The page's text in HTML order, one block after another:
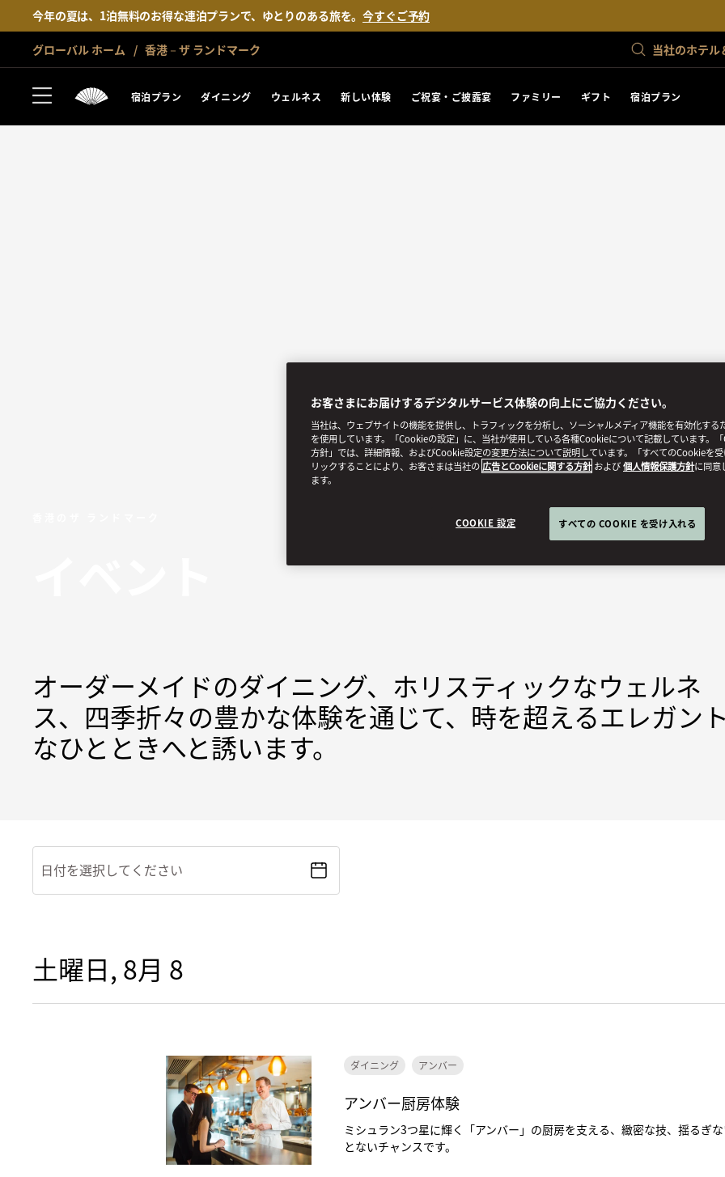
今年の夏は、1泊無料のお得な連泊プランで、ゆとりのある旅を。今すぐご予約
グローバル ホーム 香港－ザ ランドマーク 当社のホテル
宿泊プラン ダイニング ウェルネス 新しい体験 ご祝宴・ご披露宴 ファミリー ギフト 宿泊プラン
オーダーメイドのダイニング、ホリスティックなウェルネ
ス、四季折々の豊かな体験を通じて、時を超えるエレガント
なひとときへと誘います。
日付を選択してください
土曜日, 8月 8
ダイニング アンバー
アンバー厨房体験
ミシュラン3つ星に輝く「アンバー」の厨房を支える、緻密な技、揺るぎ
とないチャンスです。
お客さまにお届けするデジタルサービス体験の向上にご協力ください。
当社は、ウェブサイトの機能を提供し、トラフィックを分析し、ソーシャルメディア機能を有効化する
を使用しています。「Cookieの設定」に、当社が使用している各種Cookieについて記載しています。
方針」では、詳細情報、およびCookie設定の変更方法について説明しています。「すべてのCookieを
リックすることにより、お客さまは当社の 広告とCookieに関する方針 および個人情報保護方針に同意
ます。
COOKIE 設定 すべての COOKIE を受け入れる